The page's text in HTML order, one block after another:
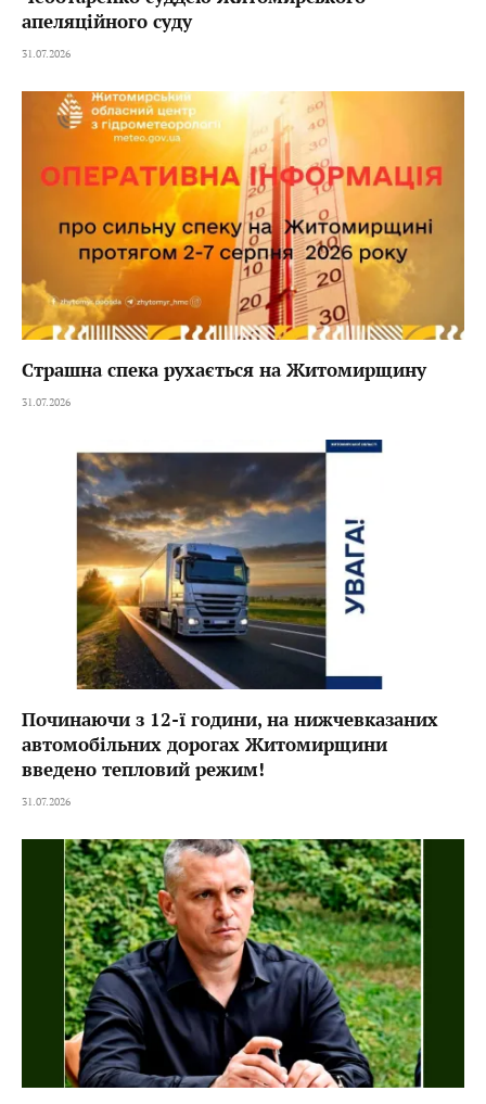
апеляційного суду
31.07.2026
Страшна спека рухається на Житомирщину
31.07.2026
Починаючи з 12-ї години, на нижчевказаних
автомобільних дорогах Житомирщини
введено тепловий режим!
31.07.2026